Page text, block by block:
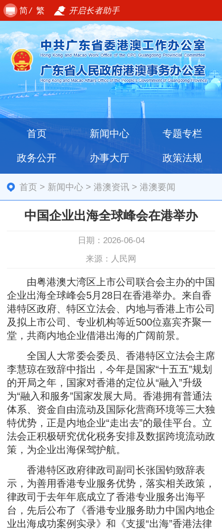
简/ 繁 开启长者助手
首页 新闻中心 专题专栏
政务公开 办事大厅 政策法规
首页 > 新闻中心 >港澳资讯 >港澳要闻
中国企业出海全球峰会在港举办
日期：2026-06-04
来源：人民网
由粤港澳大湾区上市公司联合会主办的中国
企业出海全球峰会5月28日在香港举办。来自香
港特区政府、特区立法会、内地与香港上市公司
及拟上市公司、专业机构等近500位嘉宾齐聚一
堂，共商内地企业借港出海的广阔前景。
全国人大常委会委员、香港特区立法会主席
李慧琼在致辞中指出，今年是国家“十五五”规划
的开局之年，国家对香港的定位从“融入”升级
为“融入和服务”国家发展大局。香港拥有普通法
体系、资金自由流动及国际化营商环境等三大独
特优势，正是内地企业“走出去”的最佳平台。立
法会正积极研究优化税务安排及数据跨境流动政
策，为企业出海保驾护航。
香港特区政府律政司副司长张国钧致辞表
示，为善用香港专业服务优势，落实相关政策，
律政司于去年年底成立了香港专业服务出海平
台，先后公布了《香港专业服务助力中国内地企
业出海成功案例实录》和《支援“出海”香港法律